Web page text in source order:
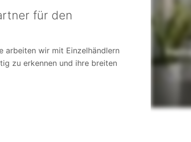
für den
arbeiten wir mit Einzelhändlern
zu erkennen und ihre breiten